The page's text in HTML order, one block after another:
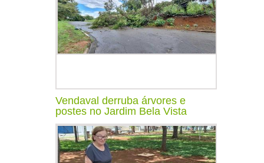
Vendaval derruba árvores e
postes no Jardim Bela Vista